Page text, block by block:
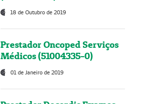
18 de Outubro de 2019
Prestador Oncoped Serviços
Médicos (51004335-0)
01 de Janeiro de 2019